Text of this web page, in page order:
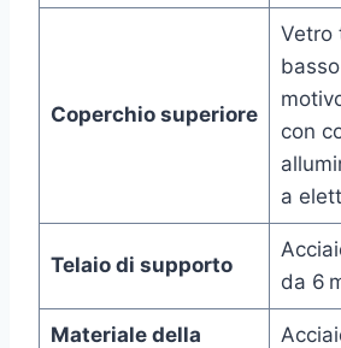
Coperchio superiore
Vetro
con
a
Telaio di supporto
da 6
Materiale della